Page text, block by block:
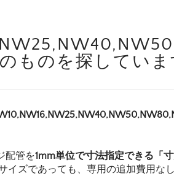
ものを探していま
配管を1mm単位で寸法指定できる「寸
イズであっても、専用の追加費用な